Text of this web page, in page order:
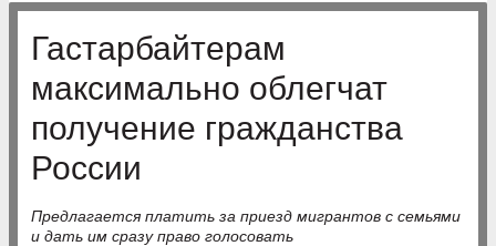
Гастарбайтерам
максимально облегчат
получение гражданства
России
Предлагается платить за приезд мигрантов с семьями
и дать им сразу право голосовать